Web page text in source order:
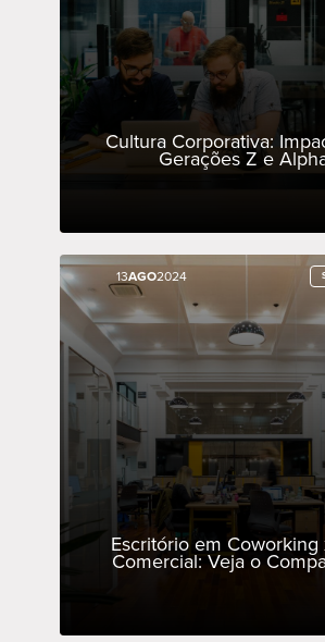
Cultura Corporativa:
Gerações Z e
13AGO2024
Escritório em Coworking
Comercial: Veja o
13AGO2024